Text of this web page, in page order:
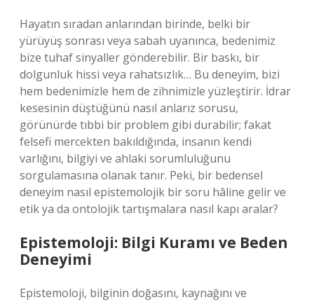
Hayatın sıradan anlarından birinde, belki bir
yürüyüş sonrası veya sabah uyanınca, bedenimiz
bize tuhaf sinyaller gönderebilir. Bir baskı, bir
dolgunluk hissi veya rahatsızlık… Bu deneyim, bizi
hem bedenimizle hem de zihnimizle yüzleştirir. İdrar
kesesinin düştüğünü nasıl anlarız sorusu,
görünürde tıbbi bir problem gibi durabilir; fakat
felsefi mercekten bakıldığında, insanın kendi
varlığını, bilgiyi ve ahlaki sorumluluğunu
sorgulamasına olanak tanır. Peki, bir bedensel
deneyim nasıl epistemolojik bir soru hâline gelir ve
etik ya da ontolojik tartışmalara nasıl kapı aralar?
Epistemoloji: Bilgi Kuramı ve Beden
Deneyimi
Epistemoloji, bilginin doğasını, kaynağını ve